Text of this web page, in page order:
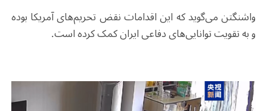
واشنگتن می‌گوید که این اقدامات نقض تحریم‌های آمریکا بوده
و به تقویت توانایی‌های دفاعی ایران کمک کرده است.